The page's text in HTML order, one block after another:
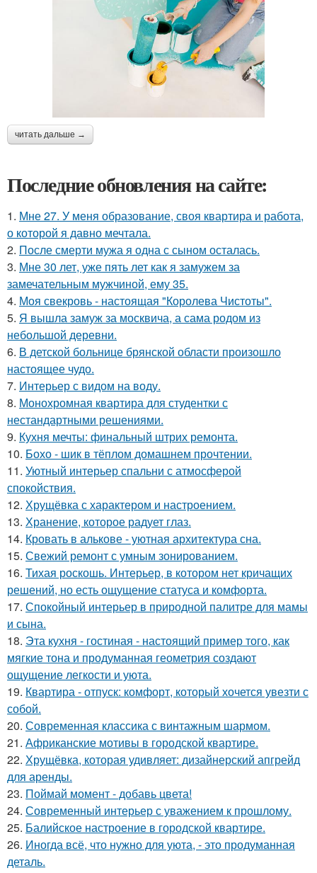
читать дальше →
Последние обновления на сайте:
1. Мне 27. У меня образование, своя квартира и работа,
о которой я давно мечтала.
2. После смерти мужа я одна с сыном осталась.
3. Мне 30 лет, уже пять лет как я замужем за
замечательным мужчиной, ему 35.
4. Моя свекровь - настоящая "Королева Чистоты".
5. Я вышла замуж за москвича, а сама родом из
небольшой деревни.
6. В детской больнице брянской области произошло
настоящее чудо.
7. Интерьер с видом на воду.
8. Монохромная квартира для студентки с
нестандартными решениями.
9. Кухня мечты: финальный штрих ремонта.
10. Бохо - шик в тёплом домашнем прочтении.
11. Уютный интерьер спальни с атмосферой
спокойствия.
12. Хрущёвка с характером и настроением.
13. Хранение, которое радует глаз.
14. Кровать в алькове - уютная архитектура сна.
15. Свежий ремонт с умным зонированием.
16. Тихая роскошь. Интерьер, в котором нет кричащих
решений, но есть ощущение статуса и комфорта.
17. Спокойный интерьер в природной палитре для мамы
и сына.
18. Эта кухня - гостиная - настоящий пример того, как
мягкие тона и продуманная геометрия создают
ощущение легкости и уюта.
19. Квартира - отпуск: комфорт, который хочется увезти с
собой.
20. Современная классика с винтажным шармом.
21. Африканские мотивы в городской квартире.
22. Хрущёвка, которая удивляет: дизайнерский апгрейд
для аренды.
23. Поймай момент - добавь цвета!
24. Современный интерьер с уважением к прошлому.
25. Балийское настроение в городской квартире.
26. Иногда всё, что нужно для уюта, - это продуманная
деталь.